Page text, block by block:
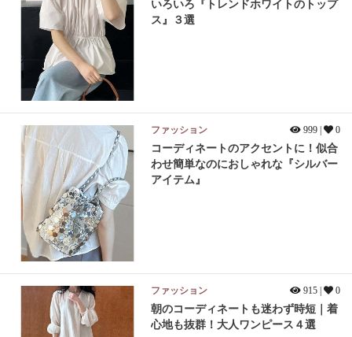
いろいろ『トレンドホワイトのトップ
ス』３選
ファッション 999 | 0
コーディネートのアクセントに！似合
わせ簡単なのにおしゃれな『シルバー
アイテム』
ファッション 915 | 0
朝のコーディネートも迷わず時短｜着
心地も抜群！大人ワンピース４選